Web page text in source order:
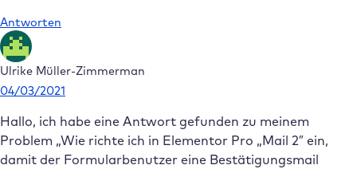
Antworten
Ulrike Müller-Zimmerman
04/03/2021
Hallo, ich habe eine Antwort gefunden zu meinem
Problem „Wie richte ich in Elementor Pro „Mail 2″ ein,
damit der Formularbenutzer eine Bestätigungsmail